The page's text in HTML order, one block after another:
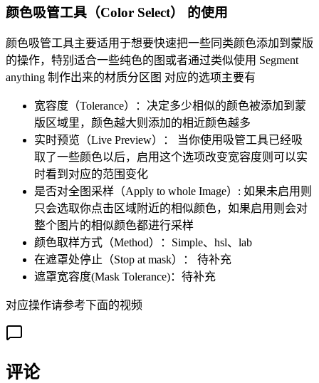
颜色吸管工具（Color Select） 的使用
颜色吸管工具主要适用于想要快速把一些同类颜色添加到蒙版
的操作，特别适合一些纯色的图或者通过类似使用 Segment
anything 制作出来的材质分区图 对应的选项主要有
宽容度（Tolerance）：决定多少相似的颜色被添加到蒙
版区域里，颜色越大则添加的相近颜色越多
实时预览（Live Preview）： 当你使用吸管工具已经吸
取了一些颜色以后，启用这个选项改变宽容度则可以实
时看到对应的范围变化
是否对全图采样（Apply to whole Image）: 如果未启用则
只会选取你点击区域附近的相似颜色，如果启用则会对
整个图片的相似颜色都进行采样
颜色取样方式（Method）：Simple、hsl、lab
在遮罩处停止（Stop at mask）： 待补充
遮罩宽容度(Mask Tolerance)：待补充
对应操作请参考下面的视频
评论